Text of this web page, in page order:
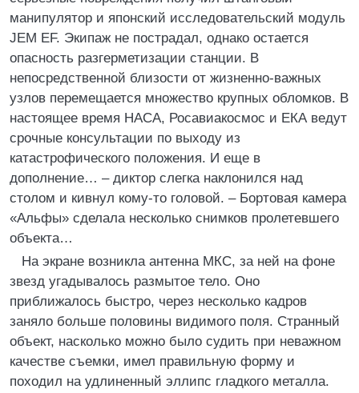
манипулятор и японский исследовательский модуль
JЕМ ЕF. Экипаж не пострадал, однако остается
опасность разгерметизации станции. В
непосредственной близости от жизненно-важных
узлов перемещается множество крупных обломков. В
настоящее время НАСА, Росавиакосмос и ЕКА ведут
срочные консультации по выходу из
катастрофического положения. И еще в
дополнение… – диктор слегка наклонился над
столом и кивнул кому-то головой. – Бортовая камера
«Альфы» сделала несколько снимков пролетевшего
объекта…
На экране возникла антенна МКС, за ней на фоне
звезд угадывалось размытое тело. Оно
приближалось быстро, через несколько кадров
заняло больше половины видимого поля. Странный
объект, насколько можно было судить при неважном
качестве съемки, имел правильную форму и
походил на удлиненный эллипс гладкого металла.